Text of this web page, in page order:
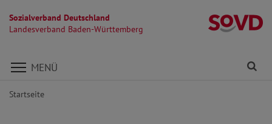
Sozialverband Deutschland
Landesverband Baden-Württemberg
Direkt zu den Inhalten springen
MENÜ
Startseite